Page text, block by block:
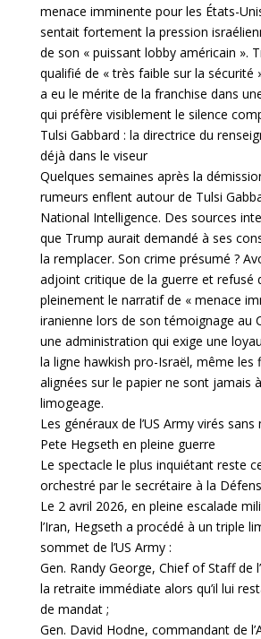
menace imminente pour les États-
sentait fortement la pression
de son « puissant lobby américain ».
qualifié de « très faible sur la sécurité
a eu le mérite de la franchise dans
qui préfère visiblement le silence
Tulsi Gabbard : la directrice du
déjà dans le viseur
Quelques semaines après la
rumeurs enflent autour de Tulsi
National Intelligence. Des sources
que Trump aurait demandé à ses
la remplacer. Son crime présumé ?
adjoint critique de la guerre et refusé
pleinement le narratif de « menace
iranienne lors de son témoignage au
une administration qui exige une
la ligne hawkish pro-Israël, même les
alignées sur le papier ne sont jamais à
limogeage.
Les généraux de l’US Army virés
Pete Hegseth en pleine guerre
Le spectacle le plus inquiétant reste
orchestré par le secrétaire à la
Le 2 avril 2026, en pleine escalade
l’Iran, Hegseth a procédé à un triple
sommet de l’US Army :
Gen. Randy George, Chief of Staff de
la retraite immédiate alors qu’il lui
de mandat ;
Gen. David Hodne, commandant de